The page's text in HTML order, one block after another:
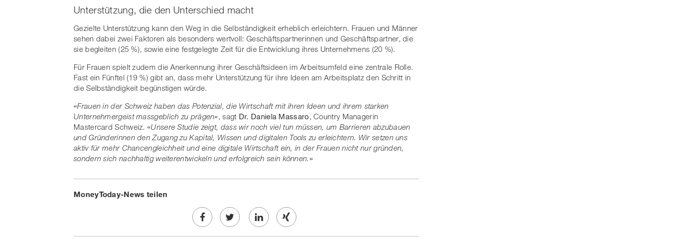
Unterstützung, die den Unterschied macht
Gezielte Unterstützung kann den Weg in die Selbständigkeit erheblich erleichtern. Frauen und Männer
sehen dabei zwei Faktoren als besonders wertvoll: Geschäftspartnerinnen und Geschäftspartner, die
sie begleiten (25 %), sowie eine festgelegte Zeit für die Entwicklung ihres Unternehmens (20 %).
Für Frauen spielt zudem die Anerkennung ihrer Geschäftsideen im Arbeitsumfeld eine zentrale Rolle.
Fast ein Fünftel (19 %) gibt an, dass mehr Unterstützung für ihre Ideen am Arbeitsplatz den Schritt in
die Selbständigkeit begünstigen würde.
«Frauen in der Schweiz haben das Potenzial, die Wirtschaft mit ihren Ideen und ihrem starken
Unternehmergeist massgeblich zu prägen», sagt Dr. Daniela Massaro, Country Managerin
Mastercard Schweiz.«Unsere Studie zeigt, dass wir noch viel tun müssen, um Barrieren abzubauen
und Gründerinnen den Zugang zu Kapital, Wissen und digitalen Tools zu erleichtern. Wir setzen uns
aktiv für mehr Chancengleichheit und eine digitale Wirtschaft ein, in der Frauen nicht nur gründen,
sondern sich nachhaltig weiterentwickeln und erfolgreich sein können.»
MoneyToday-News teilen
Share Twe
Share Share